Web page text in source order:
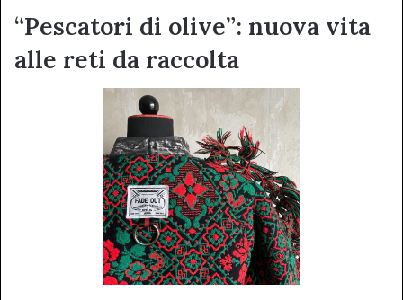
“Pescatori di olive”: nuova vita
alle reti da raccolta